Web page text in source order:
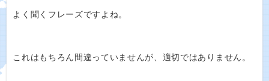
よく聞くフレーズですよね。
これはもちろん間違っていませんが、適切ではありません。